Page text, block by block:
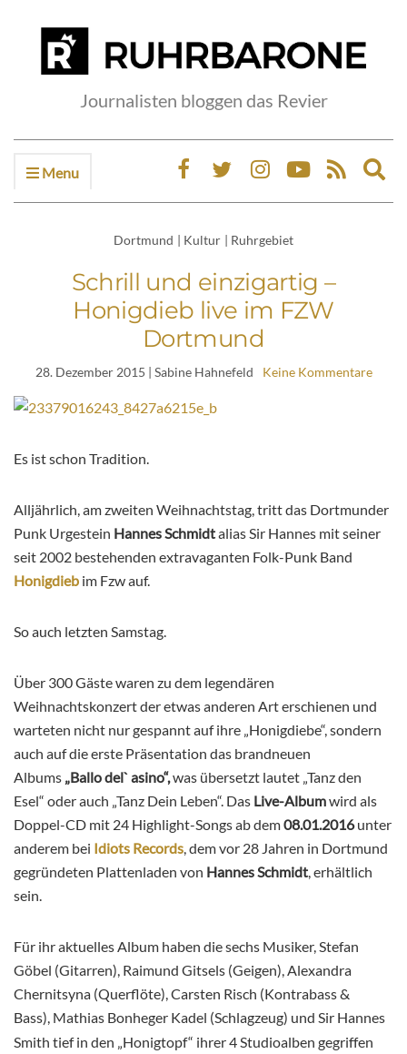
Journalisten bloggen das Revier
Menu
Dortmund | Kultur | Ruhrgebiet
Schrill und einzigartig –
Honigdieb live im FZW
Dortmund
28. Dezember 2015 | Sabine Hahnefeld Keine Kommentare
Es ist schon Tradition.
Alljährlich, am zweiten Weihnachtstag, tritt das Dortmunder
Punk Urgestein Hannes Schmidtalias Sir Hannes mit seiner
seit 2002 bestehenden extravaganten Folk-Punk Band
Honigdieb im Fzw auf.
So auch letzten Samstag.
Über 300 Gäste waren zu dem legendären
Weihnachtskonzert der etwas anderen Art erschienen und
warteten nicht nur gespannt auf ihre „Honigdiebe“, sondern
auch auf die erste Präsentation das brandneuen
Albums „Ballo del` asino“,was übersetzt lautet „Tanz den
Esel“ oder auch „Tanz Dein Leben“. Das Live-Albumwird als
Doppel-CD mit 24 Highlight-Songs ab dem08.01.2016unter
anderem bei Idiots Records, dem vor 28 Jahren in Dortmund
gegründeten Plattenladen von Hannes Schmidt, erhältlich
sein.
Für ihr aktuelles Album haben die sechs Musiker,Stefan
Göbel (Gitarren), Raimund Gitsels (Geigen),Alexandra
Chernitsyna (Querflöte),Carsten Risch (Kontrabass &
Bass), Mathias Bonheger Kadel (Schlagzeug) und Sir Hannes
Smith tief in den „Honigtopf“ ihrer 4 Studioalben gegriffen